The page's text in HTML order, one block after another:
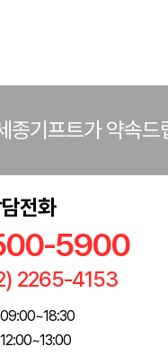
종기프트가 약속드
전화
5900
2265-4153